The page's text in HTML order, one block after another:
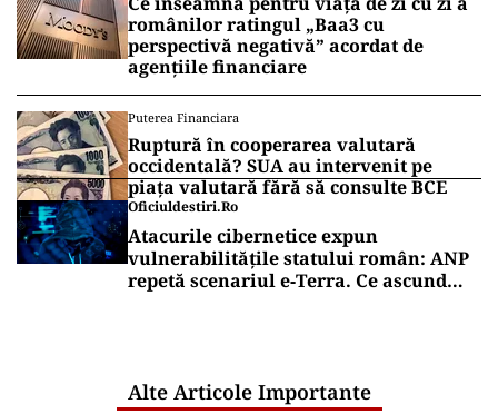
FINANȚE
Alexandru Nazare, optimist după ce
România a evitat la limită
retrogradarea la „junk”. Ministrul
anunță creștere economică de peste 2%
în 2027
ENERGIE
lumina a venit după o viață întreagă.
AEI a aprins primul bec. Maria: „Am
trăit la lumina lămpii”
agențiile financiare